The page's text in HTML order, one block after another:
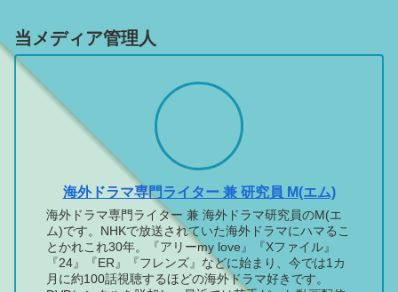
当メディア管理人
海外ドラマ専門ライター 兼 研究員 M(エム)
海外ドラマ専門ライター 兼 海外ドラマ研究員のM(エ
ム)です。NHKで放送されていた海外ドラマにハマるこ
とかれこれ30年。『アリーmy love』『Xファイル』
『24』『ER』『フレンズ』などに始まり、今では1カ
月に約100話視聴するほどの海外ドラマ好きです。